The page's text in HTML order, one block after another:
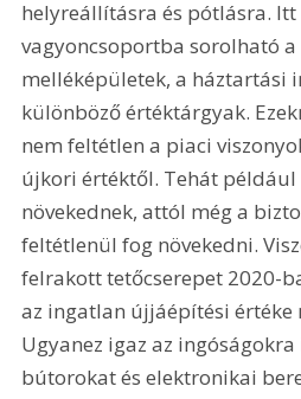
helyreállításra és pótlásra.
vagyoncsoportba sorolható
melléképületek, a háztartási
különböző értéktárgyak.
nem feltétlen a piaci
újkori értéktől. Tehát
növekednek, attól még a
feltétlenül fog növekedni.
felrakott tetőcserepet 2020-
az ingatlan újjáépítési értéke
Ugyanez igaz az
bútorokat és elektronikai